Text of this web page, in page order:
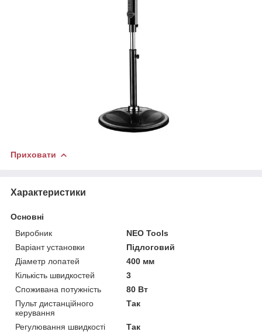
Приховати
Характеристики
Основні
Виробник
NEO Tools
Варіант установки
Підлоговий
Діаметр лопатей
400 мм
Кількість швидкостей
3
Споживана потужність
80 Вт
Пульт дистанційного
керування
Так
Регулювання швидкості
Так